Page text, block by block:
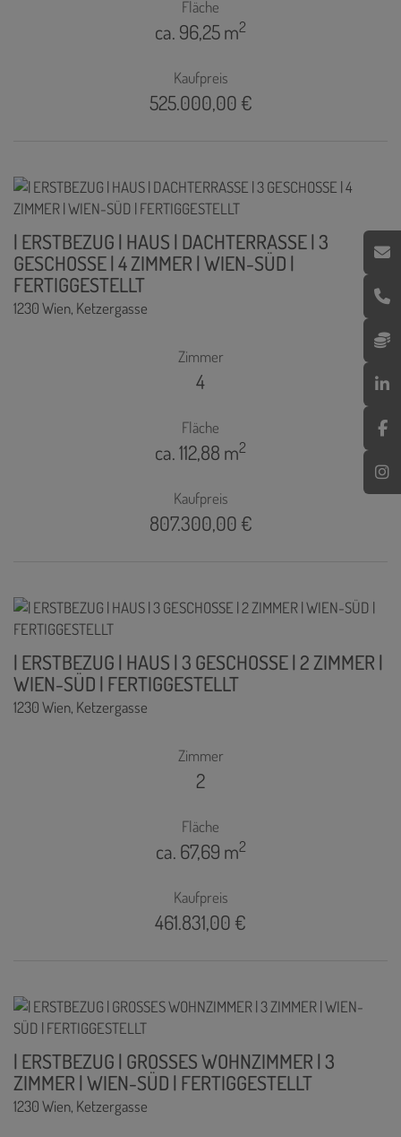
Fläche
ca. 96,25 m2
Kaufpreis
525.000,00 €
| ERSTBEZUG | HAUS | DACHTERRASSE | 3
GESCHOSSE | 4 ZIMMER | WIEN-SÜD |
FERTIGGESTELLT
1230 Wien, Ketzergasse
Zimmer
4
Fläche
ca. 112,88 m2
Kaufpreis
807.300,00 €
| ERSTBEZUG | HAUS | 3 GESCHOSSE | 2 ZIMMER |
WIEN-SÜD | FERTIGGESTELLT
1230 Wien, Ketzergasse
Zimmer
2
Fläche
ca. 67,69 m2
Kaufpreis
461.831,00 €
| ERSTBEZUG | GROSSES WOHNZIMMER | 3
ZIMMER | WIEN-SÜD | FERTIGGESTELLT
1230 Wien, Ketzergasse